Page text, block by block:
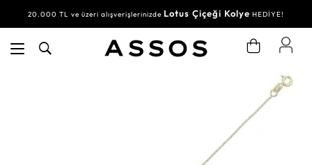
20.000 TL ve üzeri alışverişlerinizde Lotus Çiçeği Kolye HEDİYE!